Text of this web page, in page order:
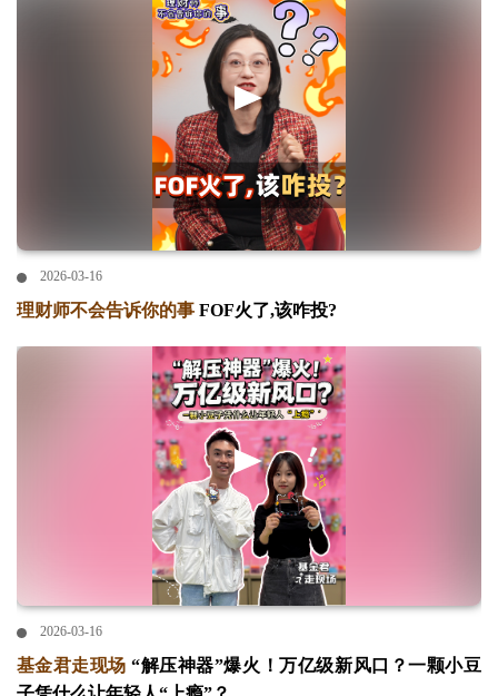
2026-03-16
理财师不会告诉你的事 FOF火了,该咋投?
2026-03-16
基金君走现场 “解压神器”爆火！万亿级新风口？一颗小豆